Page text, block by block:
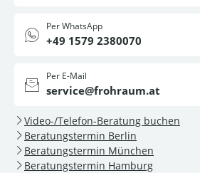
Per WhatsApp
+49 1579 2380070
Per E-Mail
service@frohraum.at
Video-/Telefon-Beratung buchen
Beratungstermin Berlin
Beratungstermin München
Beratungstermin Hamburg